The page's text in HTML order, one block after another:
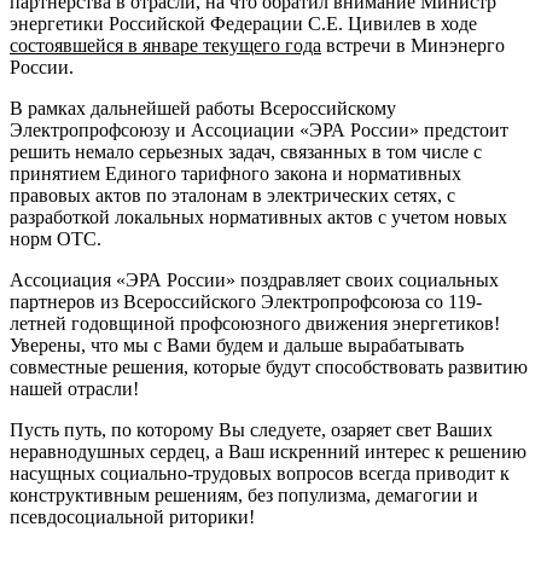
энергетики Российской Федерации С.Е. Цивилев в ходе
состоявшейся в январе текущего года встречи в Минэнерго
России.
В рамках дальнейшей работы Всероссийскому
Электропрофсоюзу и Ассоциации «ЭРА России» предстоит
решить немало серьезных задач, связанных в том числе с
принятием Единого тарифного закона и нормативных
правовых актов по эталонам в электрических сетях, с
разработкой локальных нормативных актов с учетом новых
норм ОТС.
Ассоциация «ЭРА России» поздравляет своих социальных
партнеров из Всероссийского Электропрофсоюза со 119-
летней годовщиной профсоюзного движения энергетиков!
Уверены, что мы с Вами будем и дальше вырабатывать
совместные решения, которые будут способствовать развитию
нашей отрасли!
Пусть путь, по которому Вы следуете, озаряет свет Ваших
неравнодушных сердец, а Ваш искренний интерес к решению
насущных социально-трудовых вопросов всегда приводит к
конструктивным решениям, без популизма, демагогии и
псевдосоциальной риторики!